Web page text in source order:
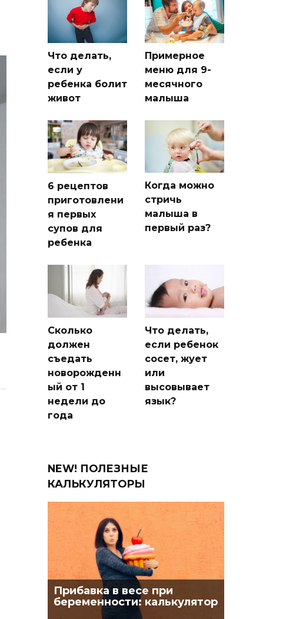
Что делать,
если у
ребенка болит
живот
Примерное
меню для 9-
месячного
малыша
6 рецептов
приготовлени
я первых
супов для
ребенка
Когда можно
стричь
малыша в
первый раз?
Сколько
должен
съедать
новорожденн
ый от 1
недели до
года
Что делать,
если ребенок
сосет, жует
или
высовывает
язык?
NEW! ПОЛЕЗНЫЕ
КАЛЬКУЛЯТОРЫ
Прибавка в весе при
беременности: калькулятор